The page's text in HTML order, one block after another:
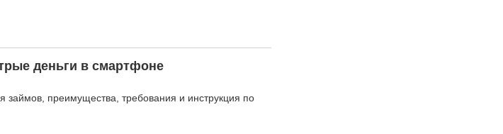
деньги в смартфоне
займов, преимущества, требования и инструкция по